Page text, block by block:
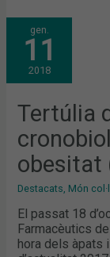
gen.
11
2018
Tertúlia
obesitat
Destacats Món
El passat 18
Farmacèutics
hora dels àpats
TERTÚLIA
D’ACTUALITAT:
DELS
ÀPATS
I
(VÍDEO
ENTREVISTA)